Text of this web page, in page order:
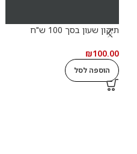
תיקון שעון בסך 100 ש"ח
₪100.00
הוספה לסל